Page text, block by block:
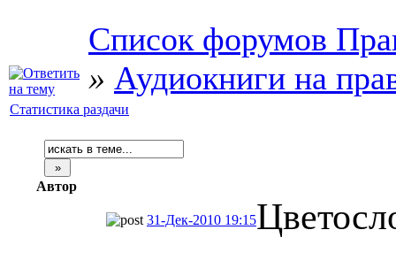
Список форумов
» Аудиокниги на
Статистика раздачи
Автор
31-Дек-2010 19:15